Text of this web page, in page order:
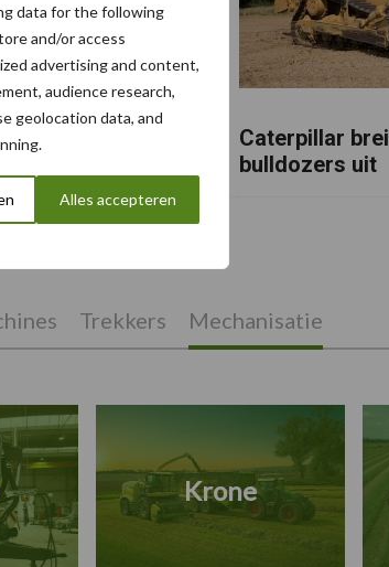
data for the following
and/or access
advertising and content,
audience research,
geolocation data, and
Alles accepteren
naar nieuwe
Caterpillar
bulldozers uit
Trekkers Mechanisatie
Krone